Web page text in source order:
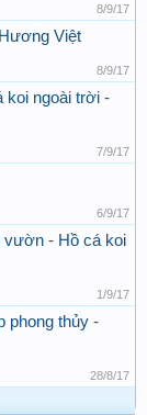
8/9/17
Việt
8/9/17
koi ngoài trời -
7/9/17
6/9/17
vườn - Hồ cá koi
1/9/17
phong thủy -
28/8/17